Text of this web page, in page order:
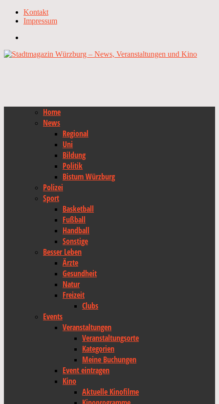
Kontakt
Impressum
Home
News
Regional
Uni
Bildung
Politik
Bistum Würzburg
Polizei
Sport
Basketball
Fußball
Handball
Sonstige
Besser Leben
Ärzte
Gesundheit
Natur
Freizeit
Clubs
Events
Veranstaltungen
Veranstaltungsorte
Kategorien
Meine Buchungen
Event eintragen
Kino
Aktuelle Kinofilme